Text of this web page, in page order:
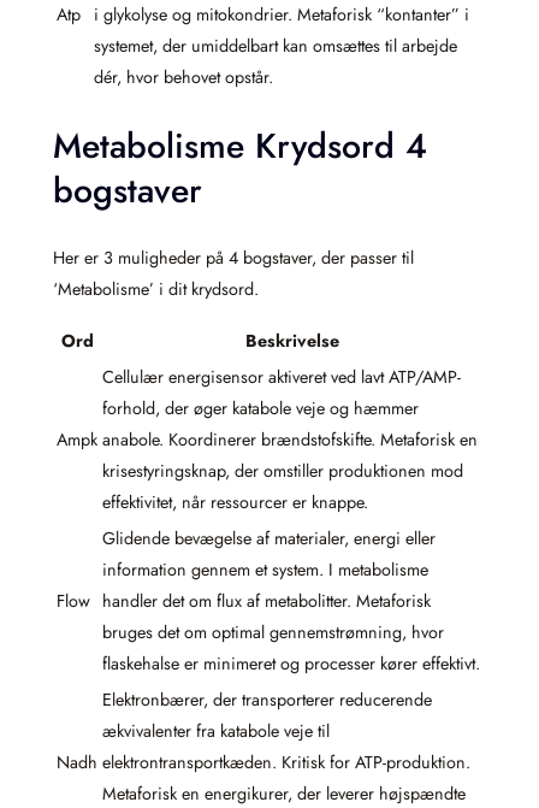
Atp i glykolyse og mitokondrier. Metaforisk “kontanter” i
systemet, der umiddelbart kan omsættes til arbejde
dér, hvor behovet opstår.
Metabolisme Krydsord 4
bogstaver
Her er 3 muligheder på 4 bogstaver, der passer til
‘Metabolisme’ i dit krydsord.
Ord Beskrivelse
Ampk
Cellulær energisensor aktiveret ved lavt ATP/AMP-
forhold, der øger katabole veje og hæmmer
anabole. Koordinerer brændstofskifte. Metaforisk en
krisestyringsknap, der omstiller produktionen mod
effektivitet, når ressourcer er knappe.
Flow
Glidende bevægelse af materialer, energi eller
information gennem et system. I metabolisme
handler det om flux af metabolitter. Metaforisk
bruges det om optimal gennemstrømning, hvor
flaskehalse er minimeret og processer kører effektivt.
Nadh
Elektronbærer, der transporterer reducerende
ækvivalenter fra katabole veje til
elektrontransportkæden. Kritisk for ATP-produktion.
Metaforisk en energikurer, der leverer højspændte